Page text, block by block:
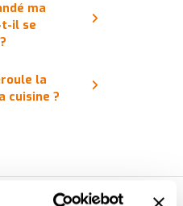
ma
t-il se
la
cuisine ?